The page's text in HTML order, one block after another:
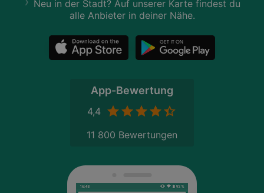
Neu in der Stadt? Auf unserer Karte findest du
alle Anbieter in deiner Nähe.
App-Bewertung
4,4
11 800 Bewertungen